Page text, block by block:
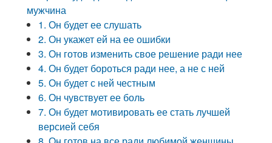
мужчина
1. Он будет ее слушать
2. Он укажет ей на ее ошибки
3. Он готов изменить свое решение ради нее
4. Он будет бороться ради нее, а не с ней
5. Он будет с ней честным
6. Он чувствует ее боль
7. Он будет мотивировать ее стать лучшей
версией себя